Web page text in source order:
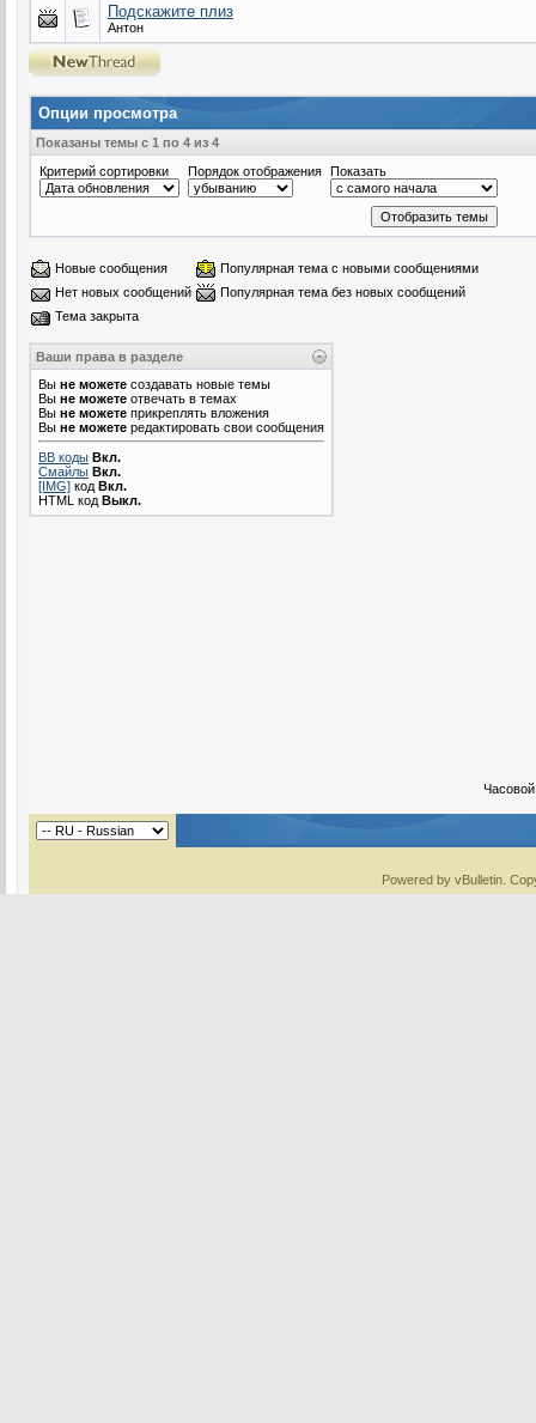
Подскажите плиз
Антон
Опции просмотра
Показаны темы с 1 по 4 из 4
Критерий сортировки
Порядок отображения Показать
Новые сообщения
Популярная тема с новыми сообщениями
Нет новых сообщений
Популярная тема без новых сообщений
Тема закрыта
Ваши права в разделе
Вы не можете создавать новые темы
Вы не можете отвечать в темах
Вы не можете прикреплять вложения
Вы не можете редактировать свои сообщения
BB коды Вкл.
Смайлы Вкл.
[IMG] код Вкл.
HTML код Выкл.
Powered by vBulletin.